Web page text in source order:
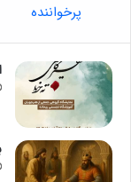
پرخواننده